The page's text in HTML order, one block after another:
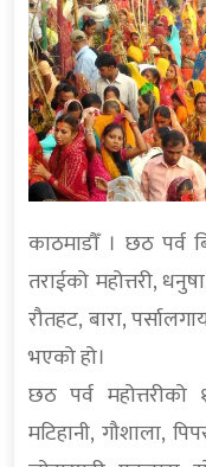
काठमाडौँ । छठ
तराईको महोत्तरी,
रौतहट, बारा,
भएको हो।
छठ पर्व
मटिहानी, गौशाला,